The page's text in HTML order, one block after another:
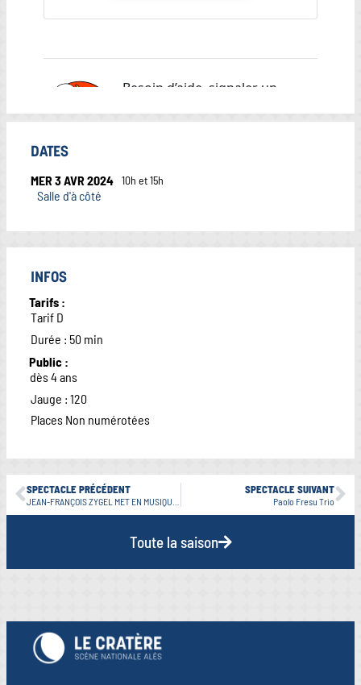
DATES
MER 3 AVR 2024 10h et 15h
Salle d'à côté
INFOS
Tarifs :
Tarif D
Durée : 50 min
Public :
dès 4 ans
Jauge : 120
Places Non numérotées
SPECTACLE PRÉCÉDENT SPECTACLE SUIVANT
Paolo Fresu Trio
Toute la saison